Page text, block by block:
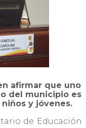
afirmar que uno
del municipio es
y jóvenes.
de Educación